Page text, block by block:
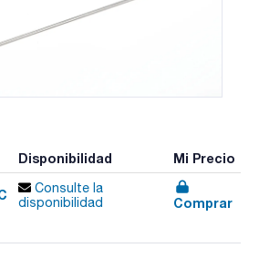
Disponibilidad Mi Precio
Consulte la
disponibilidad
Comprar